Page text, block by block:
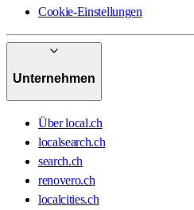
Cookie-Einstellungen
Unternehmen
Über local.ch
localsearch.ch
search.ch
renovero.ch
localcities.ch